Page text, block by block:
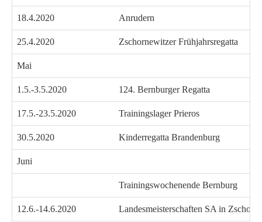
18.4.2020 Anrudern
25.4.2020 Zschornewitzer Frühjahrsregatta
Mai
1.5.-3.5.2020 124. Bernburger Regatta
17.5.-23.5.2020 Trainingslager Prieros
30.5.2020 Kinderregatta Brandenburg
Juni
Trainingswochenende Bernburg
12.6.-14.6.2020 Landesmeisterschaften SA in